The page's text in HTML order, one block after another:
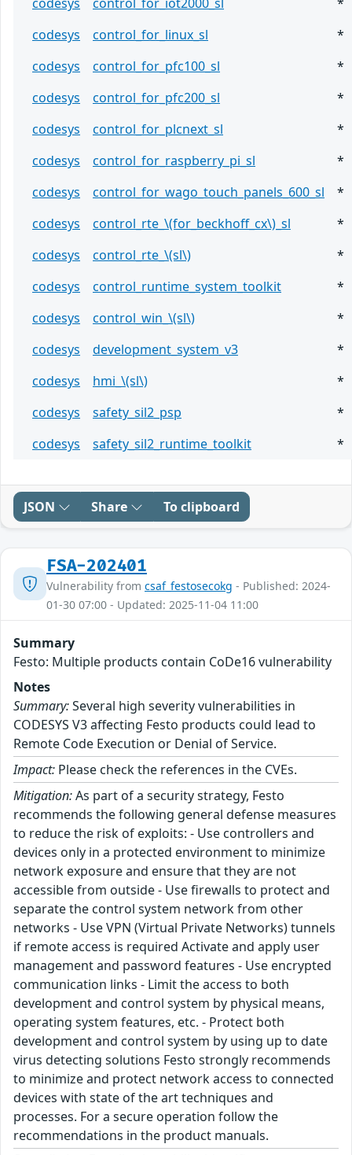
codesys
control_for_linux_sl
*
codesys
control_for_pfc100_sl
*
codesys
control_for_pfc200_sl
*
codesys
control_for_plcnext_sl
*
codesys
control_for_raspberry_pi_sl
*
codesys
control_for_wago_touch_panels_600_sl
*
codesys
control_rte_\(for_beckhoff_cx\)_sl
*
codesys
control_rte_\(sl\)
*
codesys
control_runtime_system_toolkit
*
codesys
control_win_\(sl\)
*
codesys
development_system_v3
*
codesys
hmi_\(sl\)
*
codesys
safety_sil2_psp
*
codesys
safety_sil2_runtime_toolkit *
JSON Share To clipboard
FSA-202401
Vulnerability from csaf_festosecokg - Published: 2024-
01-30 07:00 - Updated: 2025-11-04 11:00
Summary
Festo: Multiple products contain CoDe16 vulnerability
Notes
Summary:Several high severity vulnerabilities in
CODESYS V3 affecting Festo products could lead to
Remote Code Execution or Denial of Service.
Impact: Please check the references in the CVEs.
Mitigation:As part of a security strategy, Festo
recommends the following general defense measures
to reduce the risk of exploits: - Use controllers and
devices only in a protected environment to minimize
network exposure and ensure that they are not
accessible from outside - Use firewalls to protect and
separate the control system network from other
networks - Use VPN (Virtual Private Networks) tunnels
if remote access is required Activate and apply user
management and password features - Use encrypted
communication links - Limit the access to both
development and control system by physical means,
operating system features, etc. - Protect both
development and control system by using up to date
virus detecting solutions Festo strongly recommends
to minimize and protect network access to connected
devices with state of the art techniques and
processes. For a secure operation follow the
recommendations in the product manuals.